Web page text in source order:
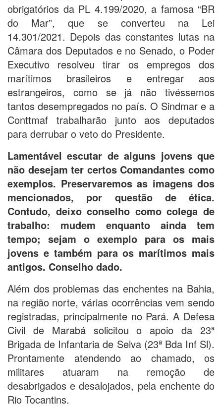
obrigatórios da PL 4.199/2020, a famosa “BR
do Mar”, que se converteu na Lei
14.301/2021. Depois das constantes lutas na
Câmara dos Deputados e no Senado, o Poder
Executivo resolveu tirar os empregos dos
marítimos brasileiros e entregar aos
estrangeiros, como se já não tivéssemos
tantos desempregados no país. O Sindmar e a
Conttmaf trabalharão junto aos deputados
para derrubar o veto do Presidente.
Lamentável escutar de alguns jovens que
não desejam ter certos Comandantes como
exemplos. Preservaremos as imagens dos
mencionados, por questão de ética.
Contudo, deixo conselho como colega de
trabalho: mudem enquanto ainda tem
tempo; sejam o exemplo para os mais
jovens e também para os marítimos mais
antigos. Conselho dado.
Além dos problemas das enchentes na Bahia,
na região norte, várias ocorrências vem sendo
registradas, principalmente no Pará. A Defesa
Civil de Marabá solicitou o apoio da 23ª
Brigada de Infantaria de Selva (23ª Bda Inf Sl).
Prontamente atendendo ao chamado, os
militares atuaram na remoção de
desabrigados e desalojados, pela enchente do
Rio Tocantins.